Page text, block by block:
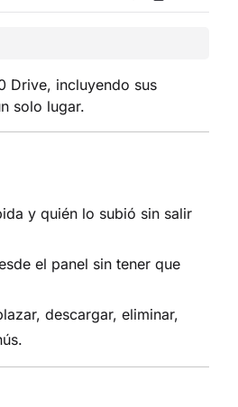
Drive, incluyendo sus
solo lugar.
y quién lo subió sin salir
el panel sin tener que
descargar, eliminar,